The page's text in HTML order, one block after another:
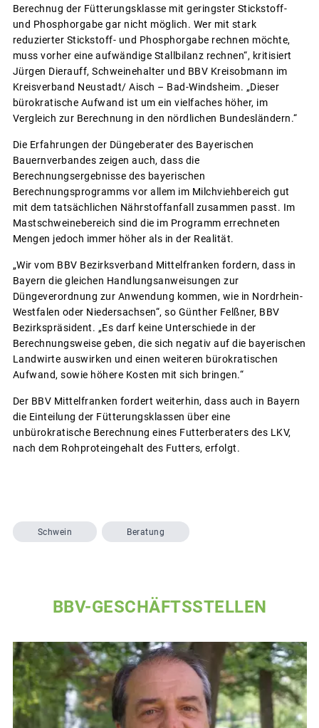
Berechnug der Fütterungsklasse mit geringster Stickstoff-
und Phosphorgabe gar nicht möglich. Wer mit stark
reduzierter Stickstoff- und Phosphorgabe rechnen möchte,
muss vorher eine aufwändige Stallbilanz rechnen“, kritisiert
Jürgen Dierauff, Schweinehalter und BBV Kreisobmann im
Kreisverband Neustadt/ Aisch – Bad-Windsheim. „Dieser
bürokratische Aufwand ist um ein vielfaches höher, im
Vergleich zur Berechnung in den nördlichen Bundesländern.“
Die Erfahrungen der Düngeberater des Bayerischen
Bauernverbandes zeigen auch, dass die
Berechnungsergebnisse des bayerischen
Berechnungsprogramms vor allem im Milchviehbereich gut
mit dem tatsächlichen Nährstoffanfall zusammen passt. Im
Mastschweinebereich sind die im Programm errechneten
Mengen jedoch immer höher als in der Realität.
„Wir vom BBV Bezirksverband Mittelfranken fordern, dass in
Bayern die gleichen Handlungsanweisungen zur
Düngeverordnung zur Anwendung kommen, wie in Nordrhein-
Westfalen oder Niedersachsen“, so Günther Felßner, BBV
Bezirkspräsident. „Es darf keine Unterschiede in der
Berechnungsweise geben, die sich negativ auf die bayerischen
Landwirte auswirken und einen weiteren bürokratischen
Aufwand, sowie höhere Kosten mit sich bringen.“
Der BBV Mittelfranken fordert weiterhin, dass auch in Bayern
die Einteilung der Fütterungsklassen über eine
unbürokratische Berechnung eines Futterberaters des LKV,
nach dem Rohproteingehalt des Futters, erfolgt.
Schwein Beratung
BBV-GESCHÄFTSSTELLEN